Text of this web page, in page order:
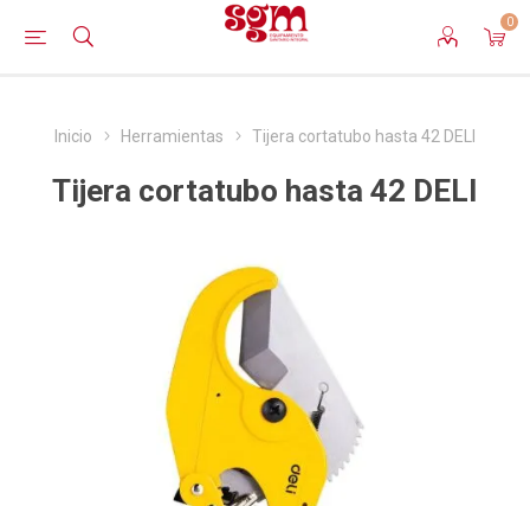
0
Inicio Herramientas Tijera cortatubo hasta 42 DELI
Tijera cortatubo hasta 42 DELI